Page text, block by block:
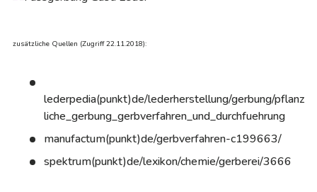
zusätzliche Quellen (Zugriff 22.11.2018):
lederpedia(punkt)de/lederherstellung/gerbung/pflanz
liche_gerbung_gerbverfahren_und_durchfuehrung
manufactum(punkt)de/gerbverfahren-c199663/
spektrum(punkt)de/lexikon/chemie/gerberei/3666